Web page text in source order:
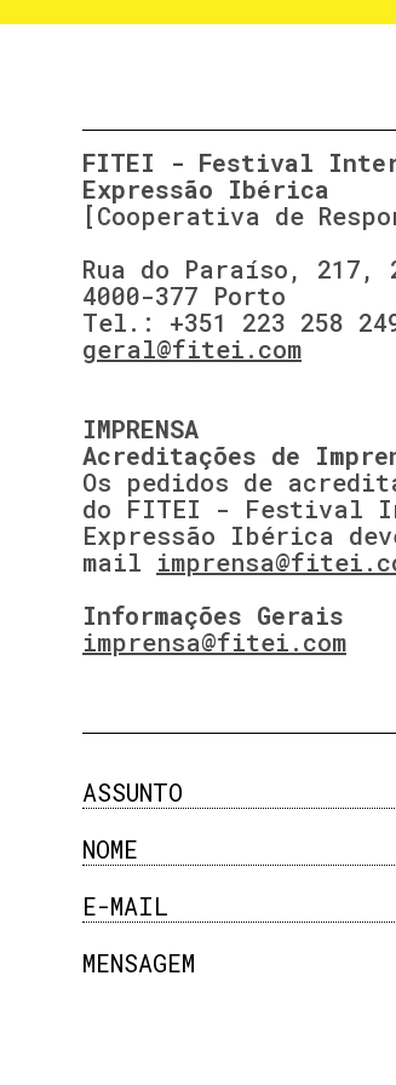
FITEI - Festival
Expressão Ibérica
[Cooperativa de
Rua do Paraíso,
4000-377 Porto
Tel.: +351 223 258
geral@fitei.com
IMPRENSA
Acreditações de
Os pedidos de
do FITEI - Festival
Expressão Ibérica
mail
Informações Gerais
imprensa@fitei.com